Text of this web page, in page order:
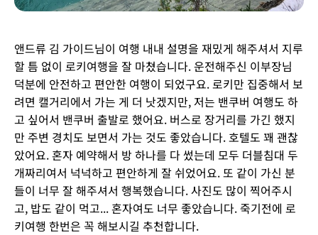
앤드류 김 가이드님이 여행 내내 설명을 재밌게 해주셔서 지루
할 틈 없이 로키여행을 잘 마쳤습니다. 운전해주신 이부장님
덕분에 안전하고 편안한 여행이 되었구요. 로키만 집중해서 보
려면 캘거리에서 가는 게 더 낫겠지만, 저는 밴쿠버 여행도 하
고 싶어서 밴쿠버 출발로 했어요. 버스로 장거리를 가긴 했지
만 주변 경치도 보면서 가는 것도 좋았습니다. 호텔도 꽤 괜찮
았어요. 혼자 예약해서 방 하나를 다 썼는데 모두 더블침대 두
개짜리여서 넉넉하고 편안하게 잘 쉬었어요. 또 같이 가신 분
들이 너무 잘 해주셔서 행복했습니다. 사진도 많이 찍어주시
고, 밥도 같이 먹고... 혼자여도 너무 좋았습니다. 죽기전에 로
키여행 한번은 꼭 해보시길 추천합니다.